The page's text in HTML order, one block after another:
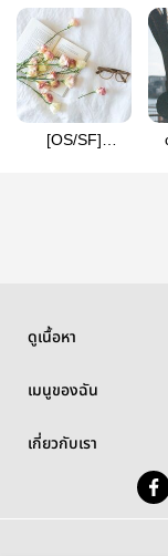
[OS/SF]
ดูเนื้อหา
เมนูของฉัน
เกี่ยวกับเรา